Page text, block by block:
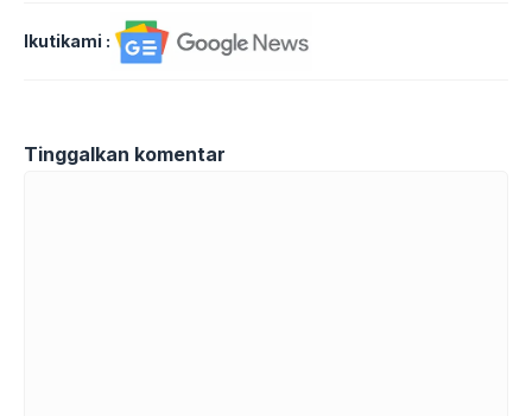
Ikutikami :
Tinggalkan komentar